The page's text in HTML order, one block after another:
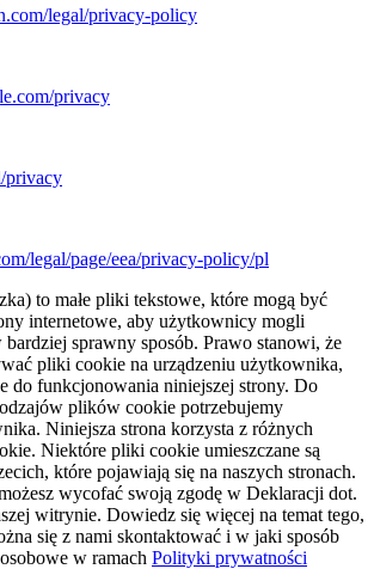
legal/privacy-policy
privacy
privacy
legal/page/eea/privacy-policy/pl
to małe pliki tekstowe, które mogą być
internetowe, aby użytkownicy mogli
bardziej sprawny sposób. Prawo stanowi, że
pliki cookie na urządzeniu użytkownika,
do funkcjonowania niniejszej strony. Do
plików cookie potrzebujemy
Niniejsza strona korzysta z różnych
Niektóre pliki cookie umieszczane są
które pojawiają się na naszych stronach.
wycofać swoją zgodę w Deklaracji dot.
witrynie. Dowiedz się więcej na temat tego,
się z nami skontaktować i w jaki sposób
w ramach Polityki prywatności